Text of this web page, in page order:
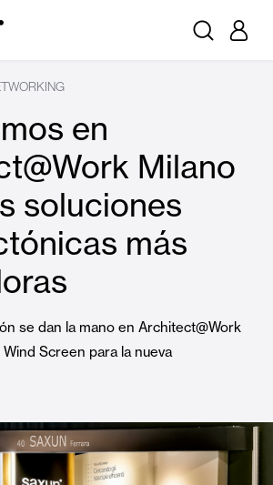
en
Milano
soluciones
más
se dan la mano en Architect@Work
Screen para la nueva